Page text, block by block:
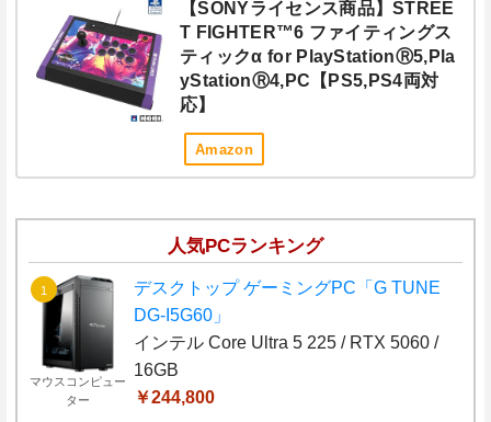
【SONYライセンス商品】STREE
T FIGHTER™6 ファイティングス
ティックα for PlayStationⓇ5,Pla
yStationⓇ4,PC【PS5,PS4両対
応】
Amazon
人気PCランキング
マウスコンピュー
ター
デスクトップ ゲーミングPC「G TUNE
DG-I5G60」
インテル Core Ultra 5 225 / RTX 5060 /
16GB
￥244,800